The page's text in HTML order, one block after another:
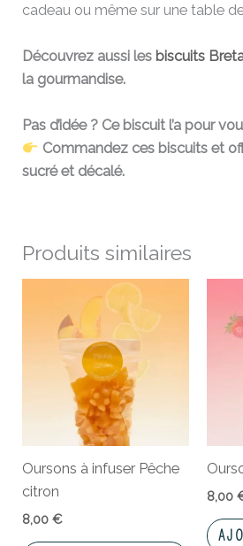
cadeau ou même sur une table
Découvrez aussi les biscuits
la gourmandise.
Pas d’idée ? Ce biscuit l’a pour
Commandez ces biscuits et
sucré et décalé.
Produits similaires
Oursons à infuser Pêche
citron
8,00€
8,00